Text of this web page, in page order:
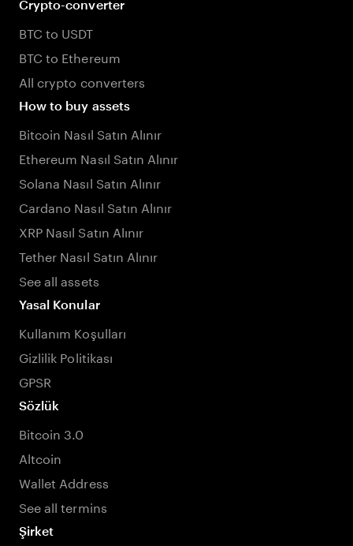
Crypto-converter
BTC to USDT
BTC to Ethereum
All crypto converters
How to buy assets
Bitcoin Nasıl Satın Alınır
Ethereum Nasıl Satın Alınır
Solana Nasıl Satın Alınır
Cardano Nasıl Satın Alınır
XRP Nasıl Satın Alınır
Tether Nasıl Satın Alınır
See all assets
Yasal Konular
Kullanım Koşulları
Gizlilik Politikası
GPSR
Sözlük
Bitcoin 3.0
Altcoin
Wallet Address
See all termins
Şirket